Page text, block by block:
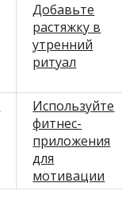
Добавьте
растяжку в
утренний
ритуал
Используйте
фитнес-
приложения
для
мотивации